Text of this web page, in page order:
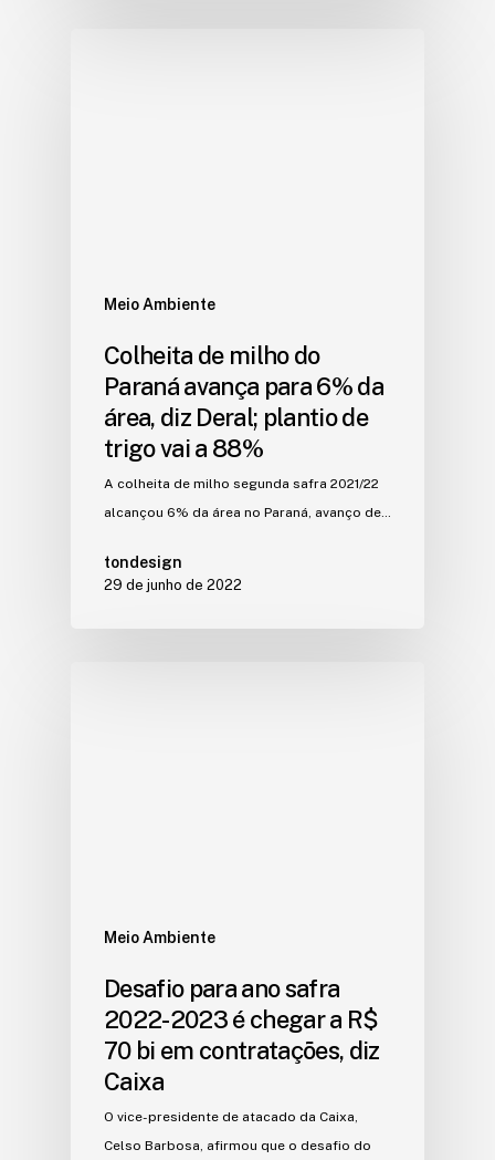
Meio Ambiente
Colheita de milho do
Paraná avança para 6% da
área, diz Deral; plantio de
trigo vai a 88%
A colheita de milho segunda safra 2021/22
alcançou 6% da área no Paraná, avanço de…
tondesign
29 de junho de 2022
Meio Ambiente
Desafio para ano safra
2022-2023 é chegar a R$
70 bi em contratações, diz
Caixa
O vice-presidente de atacado da Caixa,
Celso Barbosa, afirmou que o desafio do